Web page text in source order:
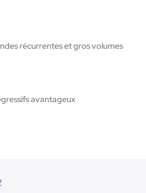
récurrentes et gros volumes
avantageux